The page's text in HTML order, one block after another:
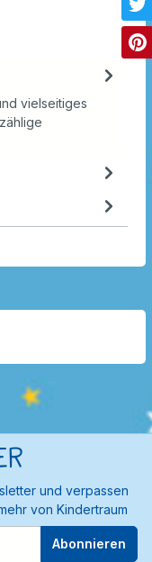
vielseitiges
und verpassen
von Kindertraum
Abonnieren